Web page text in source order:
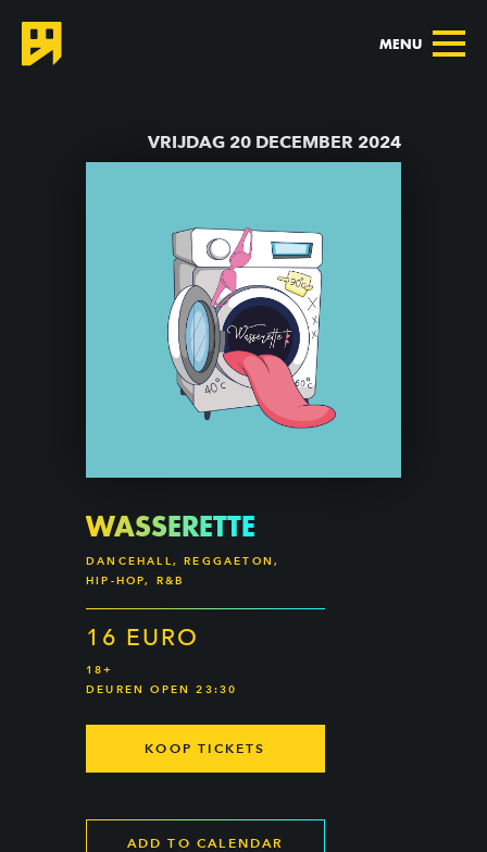
MENU
VRIJDAG 20 DECEMBER 2024
WASSERETTE
DANCEHALL, REGGAETON,
HIP-HOP, R&B
16 EURO
18+
DEUREN OPEN 23:30
KOOP TICKETS
ADD TO CALENDAR